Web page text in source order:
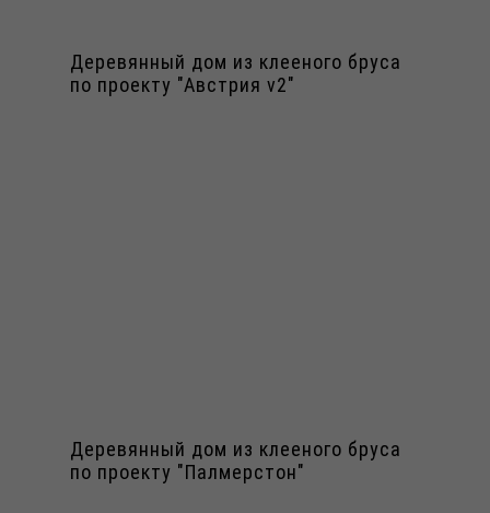
Деревянный дом из клееного бруса
по проекту "Австрия v2"
Деревянный дом из клееного бруса
по проекту "Палмерстон"